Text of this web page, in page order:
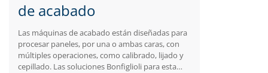
de acabado
Las máquinas de acabado están diseñadas para
procesar paneles, por una o ambas caras, con
múltiples operaciones, como calibrado, lijado y
cepillado. Las soluciones Bonfiglioli para esta